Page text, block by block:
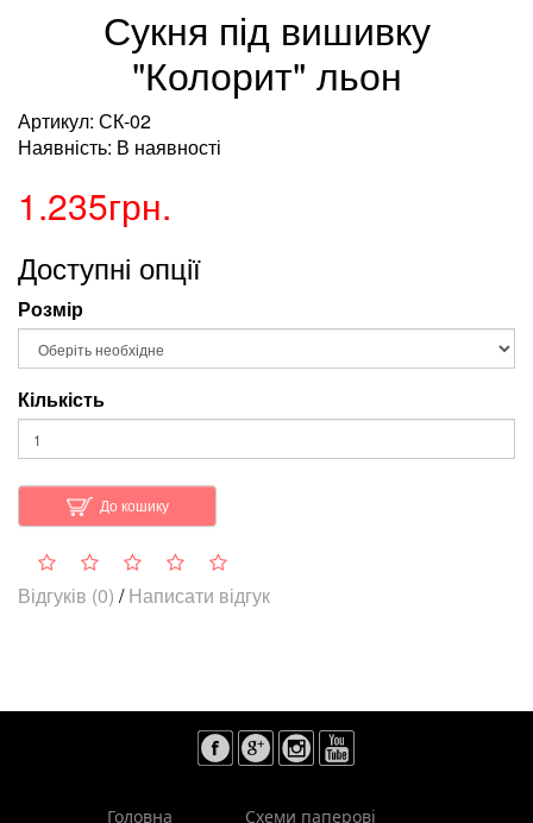
Сукня під вишивку
"Колорит" льон
Артикул: СК-02
Наявність: В наявності
1.235грн.
Доступні опції
Розмір
Кількість
До кошику
Відгуків (0) /Написати відгук
Головна Схеми паперові